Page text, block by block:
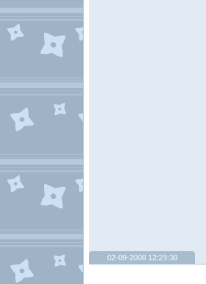
02-09-2008 12:29:30